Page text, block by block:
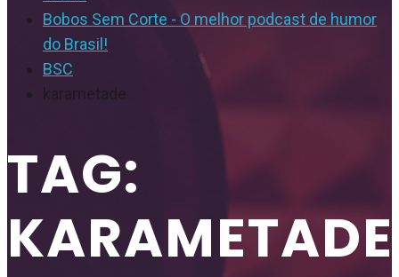
Bobos Sem Corte - O melhor podcast de humor
do Brasil!
BSC
karametade
TAG:
KARAMETADE